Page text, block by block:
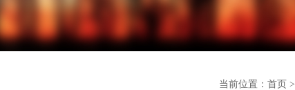
当前位置： 首页 >